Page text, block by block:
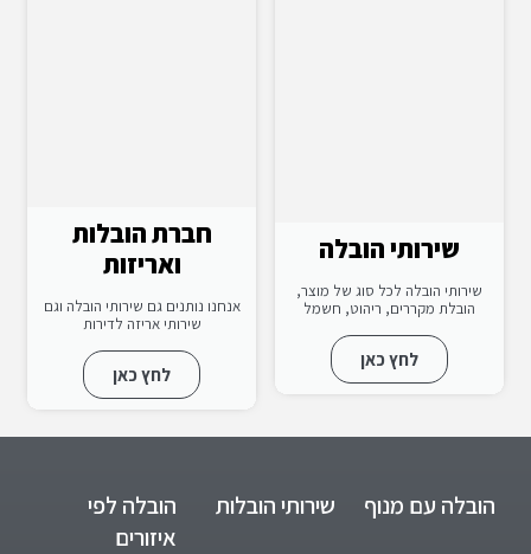
שירותי הובלה
שירותי הובלה לכל סוג של מוצר,
הובלת מקררים, ריהוט, חשמל
לחץ כאן
חברת הובלות
ואריזות
אנחנו נותנים גם שירותי הובלה וגם
שירותי אריזה לדירות
לחץ כאן
הובלה עם מנוף שירותי הובלות
הובלה לפי
איזורים